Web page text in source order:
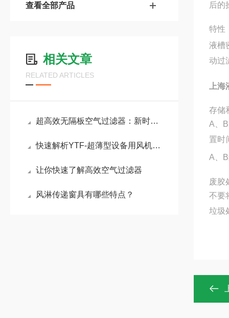
查看全部产品
相关文章
RELATED ARTICLES
超高效无隔板空气过滤器：新时代的空气净化解决方案
快速解析YTF-超薄型设备用风机过滤机组具有哪些优势？
让你快速了解高效空气过滤器
风淋传递窗具有哪些特点？
后的
特性
液槽
动过
上
存储
A、
置时
A、
废胶
不要
垃圾